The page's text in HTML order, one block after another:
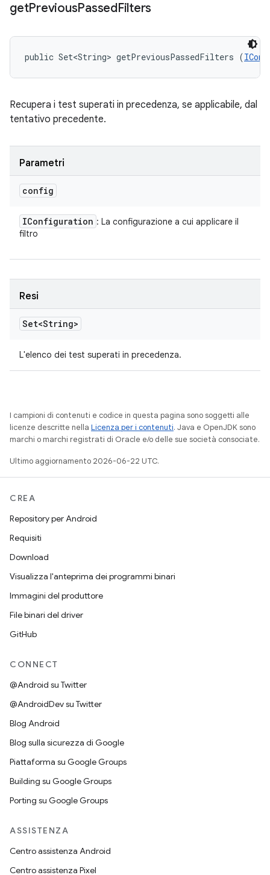
getPreviousPassedFilters
public Set<String> getPreviousPassedFilters (
Recupera i test superati in precedenza, se applicabile, dal
tentativo precedente.
Parametri
config
IConfiguration : La configurazione a cui applicare il
filtro
Resi
Set<String>
L'elenco dei test superati in precedenza.
I campioni di contenuti e codice in questa pagina sono soggetti alle
licenze descritte nella Licenza per i contenuti. Java e OpenJDK sono
marchi o marchi registrati di Oracle e/o delle sue società consociate.
Ultimo aggiornamento 2026-06-22 UTC.
CREA
Repository per Android
Requisiti
Download
Visualizza l'anteprima dei programmi binari
Immagini del produttore
File binari del driver
GitHub
CONNECT
@Android su Twitter
@AndroidDev su Twitter
Blog Android
Blog sulla sicurezza di Google
Piattaforma su Google Groups
Building su Google Groups
Porting su Google Groups
ASSISTENZA
Centro assistenza Android
Centro assistenza Pixel